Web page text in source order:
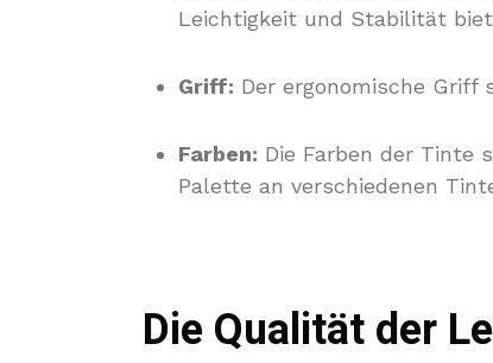
Leichtigkeit und Stabilität
Griff: Der ergonomische Griff
Farben: Die Farben der Tinte
Palette an verschiedenen
Die Qualität der